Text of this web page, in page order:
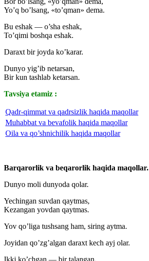
Yo’q bo’lsang, «to’qman» dema.
Bu eshak — o’sha eshak,
To’qimi boshqa eshak.
Daraxt bir joyda ko’karar.
Dunyo yig’ib netarsan,
Bir kun tashlab ketarsan.
Tavsiya etamiz :
Qadr-qimmat va qadrsizlik haqida maqollar
Muhabbat va bevafolik haqida maqollar
Oila va qo’shnichilik haqida maqollar
Barqarorlik va beqarorlik haqida maqollar.
Dunyo moli dunyoda qolar.
Yechingan suvdan qaytmas,
Kezangan yovdan qaytmas.
Yov qo’liga tushsang ham, siring aytma.
Joyidan qo’zg’algan daraxt kech ayj olar.
Ikki ko’chgan — bir talangan.